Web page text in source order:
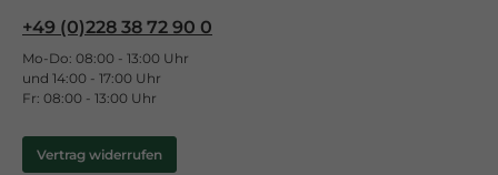
+49 (0)228 38 72 90 0
Mo-Do: 08:00 - 13:00 Uhr
und 14:00 - 17:00 Uhr
Fr: 08:00 - 13:00 Uhr
Vertrag widerrufen